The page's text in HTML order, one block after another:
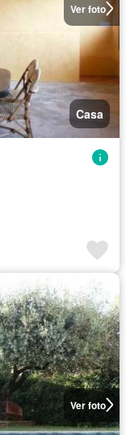
Ver foto
Casa
Ver foto